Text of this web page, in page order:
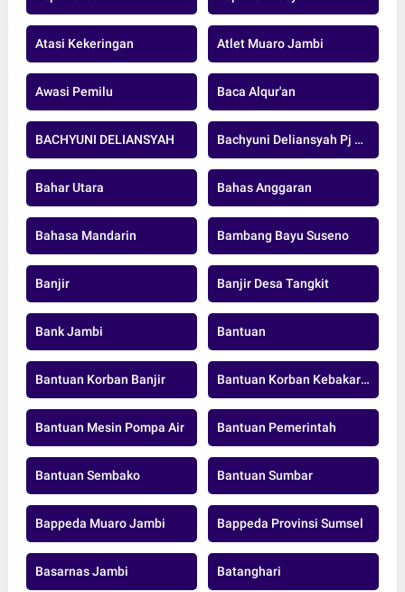
Atasi Kekeringan Atlet Muaro Jambi
Awasi Pemilu Baca Alqur'an
BACHYUNI DELIANSYAH Bachyuni Deliansyah Pj Bupati Muaro Jambi
Bahar Utara Bahas Anggaran
Bahasa Mandarin Bambang Bayu Suseno
Banjir Banjir Desa Tangkit
Bank Jambi Bantuan
Bantuan Korban Banjir Bantuan Korban Kebakaran
Bantuan Mesin Pompa Air Bantuan Pemerintah
Bantuan Sembako Bantuan Sumbar
Bappeda Muaro Jambi Bappeda Provinsi Sumsel
Basarnas Jambi Batanghari